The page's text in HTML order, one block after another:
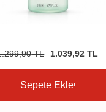
TL 1.039,92 TL
Sepete Ekle